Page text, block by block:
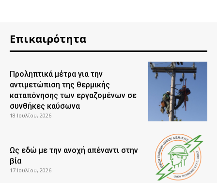
Επικαιρότητα
Προληπτικά μέτρα για την
αντιμετώπιση της θερμικής
καταπόνησης των εργαζομένων σε
συνθήκες καύσωνα
18 Ιουλίου, 2026
Ως εδώ με την ανοχή απέναντι στην
βία
17 Ιουλίου, 2026